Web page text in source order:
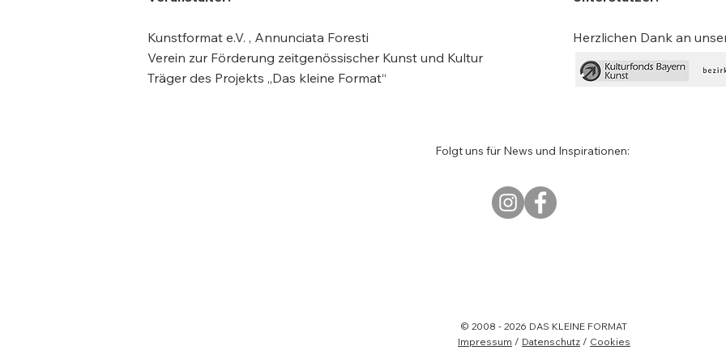
Kunstformat e.V. , Annunciata Foresti
Verein zur Förderung zeitgenössischer Kunst und Kultur
Träger des Projekts „Das kleine Format“
Herzlichen Dank an
Folgt uns für News und Inspirationen:
© 2008 - 2026 DAS KLEINE FORMAT
Impressum / Datenschutz / Cookies